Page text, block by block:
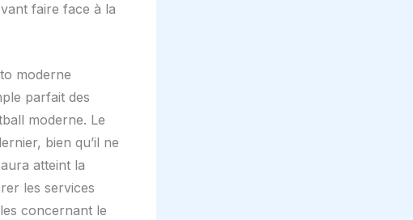
faire face à la
moderne
parfait des
moderne. Le
bien qu’il ne
atteint la
les services
concernant le